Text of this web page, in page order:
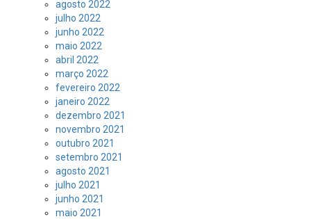
agosto 2022
julho 2022
junho 2022
maio 2022
abril 2022
março 2022
fevereiro 2022
janeiro 2022
dezembro 2021
novembro 2021
outubro 2021
setembro 2021
agosto 2021
julho 2021
junho 2021
maio 2021